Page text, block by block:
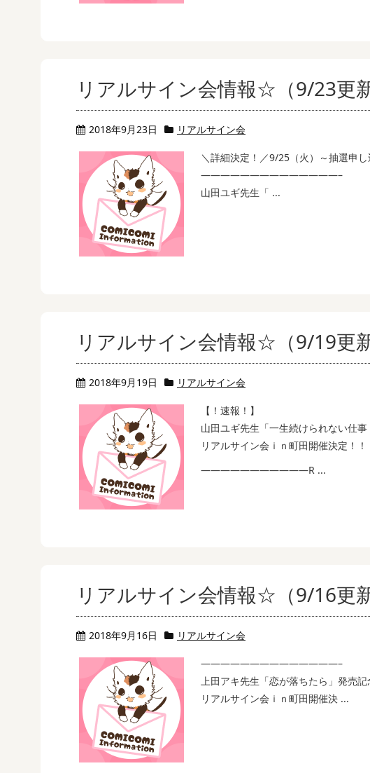
リアルサイン会情報☆（9/23更新
2018年9月23日 リアルサイン会
＼詳細決定！／9/25（火）～抽選申し
——————————————–
山田ユギ先生「 ...
リアルサイン会情報☆（9/19更新
2018年9月19日 リアルサイン会
【！速報！】
山田ユギ先生「一生続けられない仕
リアルサイン会ｉｎ町田開催決定！！
———————————R ...
リアルサイン会情報☆（9/16更新
2018年9月16日 リアルサイン会
——————————————–
上田アキ先生「恋が落ちたら」発売記
リアルサイン会ｉｎ町田開催決 ...